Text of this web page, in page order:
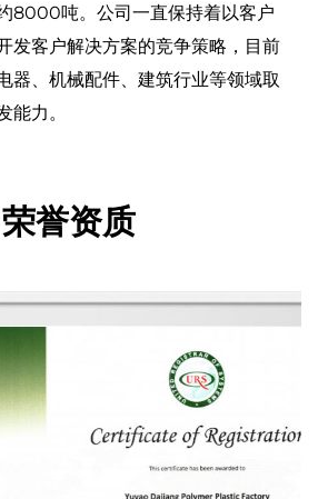
8000吨。公司一直保持着以客户
发客户解决方案的竞争策略，目前
器、机械配件、建筑行业等领域取
能力。
荣誉资质